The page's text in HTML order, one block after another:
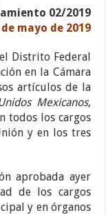
02/2019
de mayo de 2019
Distrito Federal
en la Cámara
artículos de la
Mexicanos,
todos los cargos
y en los tres
aprobada ayer
de los cargos
y en órganos